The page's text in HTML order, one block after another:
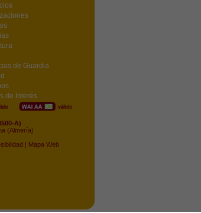
de Guardia
de Interés
A)
(Almería)
| Mapa Web